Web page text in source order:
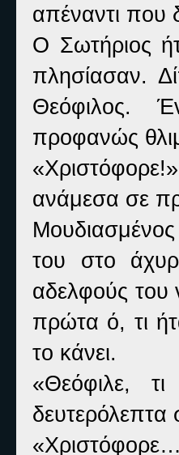
απέναντι που
Ο Σωτήριος
πλησίασαν.
Θεόφιλος.
προφανώς
ανάμεσα σε
του στο
αδελφούς του
πρώτα ό, τι
το κάνει.
«Θεόφιλε,
δευτερόλεπτα